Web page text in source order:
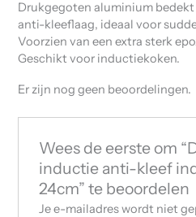
Drukgegoten aluminium
anti-kleeflaag, ideaal voor
Voorzien van een extra sterk
Geschikt voor inductiekoken.
Er zijn nog geen beoordelingen.
Wees de eerste om
inductie anti-kleef
24cm” te beoordelen
Je e-mailadres wordt niet